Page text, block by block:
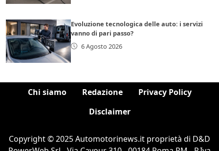
Evoluzione tecnologica delle auto: i servizi
vanno di pari passo?
6 Agosto 2026
Chi siamo Redazione
Privacy Policy
Disclaimer
Copyright © 2025 Automotorinews.it proprietà di D&D